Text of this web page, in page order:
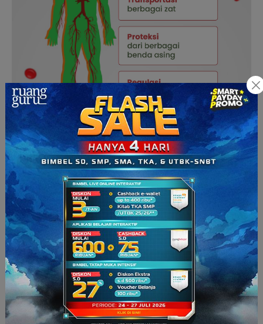
Lalu, apa selama kita punya pembuluh darah yang baik, maka
sistem peredaran darah kita bakal lancar? Ya, nggak juga.
Harus ada yang mompa dan ngedorong darah biar bisa terus
mengalir di dalam pembuluh darah. Kalo nggak, darahnya
bakal ngendep dibawah aja ngikutin gravitasi, nggak gerak.
Di badan kita, organ yang berfungsi jadi pompa ini adalah
jantung.
How?